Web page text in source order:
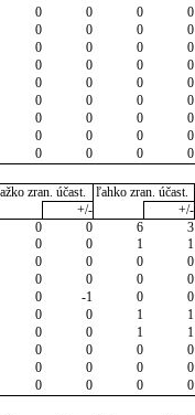
0 0 0 0
0 0 0 0
0 0 0 0
0 0 0 0
0 0 0 0
0 0 0 0
0 0 0 0
0 0 0 0
0 0 0 0
zran. účast. ľahko zran. účast.
+/- +/-
0 0 6 3
0 0 1 1
0 0 0 0
0 0 0 0
0 -1 0 0
0 0 1 1
0 0 1 1
0 0 0 0
0 0 0 0
0 0 0 0